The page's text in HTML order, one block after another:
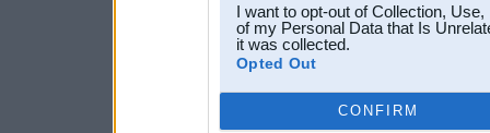
I want to opt-out of Collection,
of my Personal Data that Is
it was collected.
Opted Out
CONFIRM